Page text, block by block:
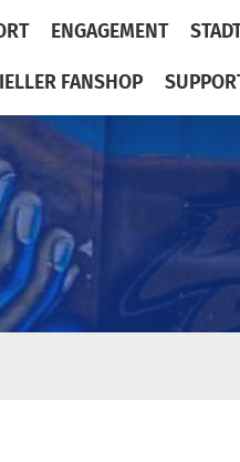
ENGAGEMENT
FANSHOP